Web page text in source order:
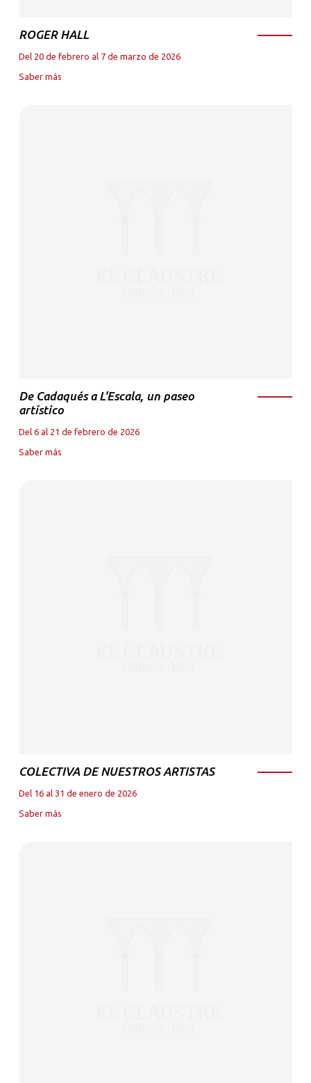
ROGER HALL
Del 20 de febrero al 7 de marzo de 2026
Saber más
De Cadaqués a L'Escala, un paseo
artístico
Del 6 al 21 de febrero de 2026
Saber más
COLECTIVA DE NUESTROS ARTISTAS
Del 16 al 31 de enero de 2026
Saber más